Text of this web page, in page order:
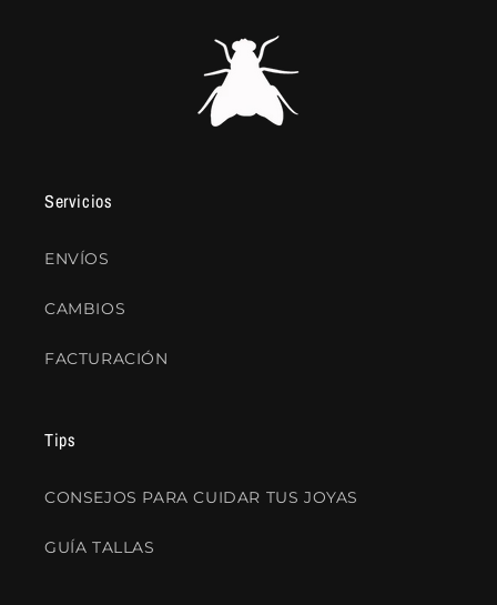
Servicios
ENVÍOS
CAMBIOS
FACTURACIÓN
Tips
CONSEJOS PARA CUIDAR TUS JOYAS
GUÍA TALLAS